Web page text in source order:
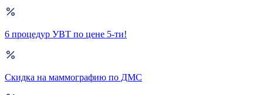
6 процедур УВТ по цене 5-ти!
Скидка на маммографию по ДМС